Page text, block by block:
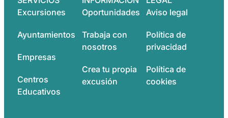
Excursiones
Ayuntamientos
Empresas
Centros
Educativos
Oportunidades
Trabaja con
nosotros
Crea tu propia
excusión
Aviso legal
Política de
privacidad
Política de
cookies